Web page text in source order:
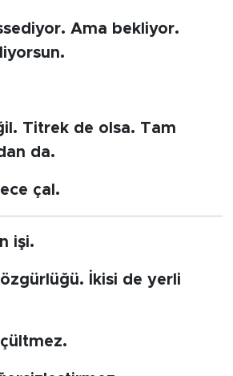
Ama bekliyor.
Titrek de olsa. Tam
da.
çal.
işi.
özgürlüğü. İkisi de yerli